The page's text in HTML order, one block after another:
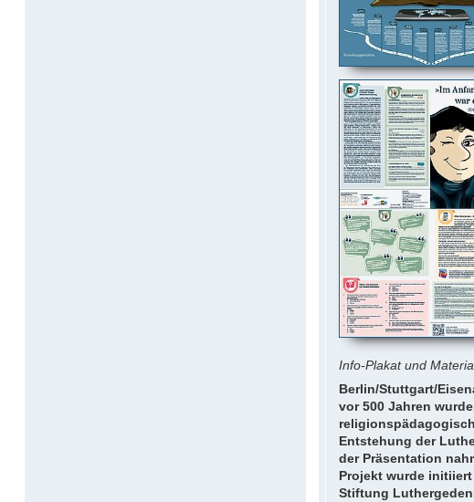
Info-Plakat und
Berlin/Stuttgart/
vor 500 Jahren
Entstehung der
der Präsentation
Projekt wurde
Stiftung